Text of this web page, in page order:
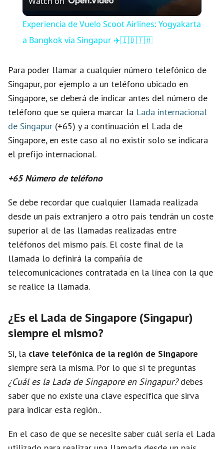
i
e
o
Experiencia de Vuelo Scoot Airlines: Yogyakarta
a Bangkok vía Singapur ✈️🇮🇩🇹🇭
Para poder llamar a cualquier número telefónico de
Singapur, por ejemplo a un teléfono ubicado en
Singapore, se deberá de indicar antes del número de
teléfono que se quiera marcar la Lada internacional
de Singapur (+65) y a continuación el Lada de
Singapore, en este caso al no existir solo se indicara
el prefijo internacional.
+65 Número de teléfono
Se debe recordar que cualquier llamada realizada
desde un país extranjero a otro país tendrán un coste
superior al de las llamadas realizadas entre
teléfonos del mismo país. El coste final de la
llamada lo definirá la compañía de
telecomunicaciones contratada en la línea con la que
se realice la llamada.
¿Es el Lada de Singapore (Singapur)
siempre el mismo?
Si, la clave telefónica de la región de Singapore
siempre será la misma. Por lo que si te preguntas
¿Cuál es la Lada de Singapore en Singapur?debes
saber que no existe una clave específica que sirva
para indicar esta región..
En el caso de que se necesite saber cuál sería el Lada